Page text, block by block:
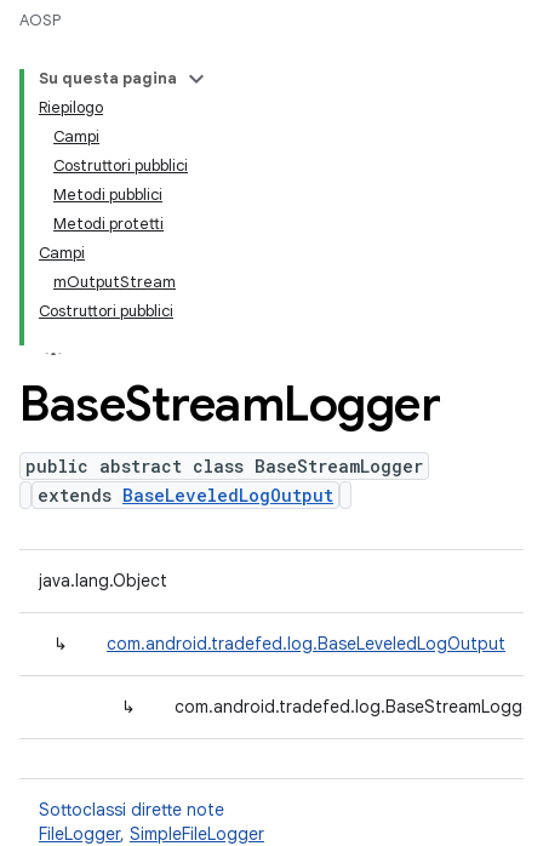
AOSP
Su questa pagina
Riepilogo
Campi
Costruttori pubblici
Metodi pubblici
Metodi protetti
Campi
mOutputStream
Costruttori pubblici
BaseStreamLogger
public abstract class BaseStreamLogger
extends BaseLeveledLogOutput
java.lang.Object
↳ com.android.tradefed.log.BaseLeveledLogOutput
↳
Sottoclassi dirette note
FileLogger, SimpleFileLogger